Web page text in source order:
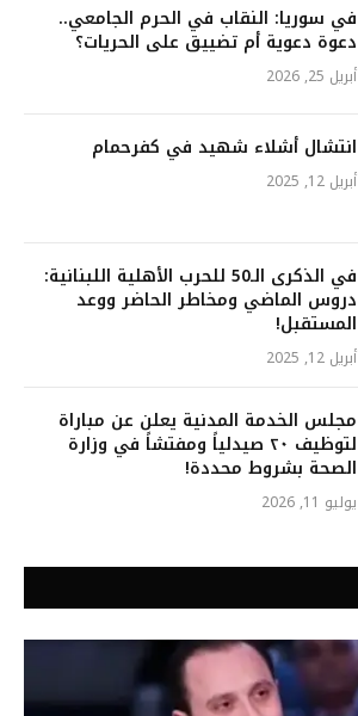
في سوريا: النقاب في الحرم الجامعي..
دعوة دعوية أم تضييق على الحريات؟
أبريل 25, 2026
انتشال أشلاء شهيد في كفرحمام
أبريل 12, 2025
في الذكرى الـ50 للحرب الأهلية اللبنانية:
دروس الماضي ومخاطر الحاضر ووعد
المستقبل!
أبريل 12, 2025
مجلس الخدمة المدنية يعلن عن مباراة
لتوظيف ٢٠ صيدلياً ومفتشاً في وزارة
الصحة بشروط محددة!
يوليو 11, 2026